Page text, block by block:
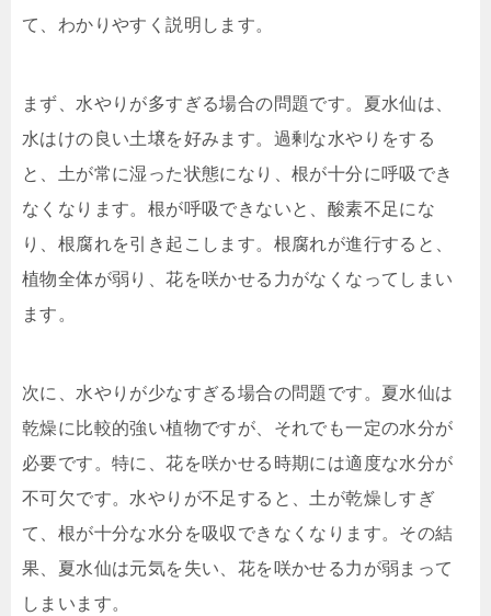
て、わかりやすく説明します。
まず、水やりが多すぎる場合の問題です。夏水仙は、
水はけの良い土壌を好みます。過剰な水やりをする
と、土が常に湿った状態になり、根が十分に呼吸でき
なくなります。根が呼吸できないと、酸素不足にな
り、根腐れを引き起こします。根腐れが進行すると、
植物全体が弱り、花を咲かせる力がなくなってしまい
ます。
次に、水やりが少なすぎる場合の問題です。夏水仙は
乾燥に比較的強い植物ですが、それでも一定の水分が
必要です。特に、花を咲かせる時期には適度な水分が
不可欠です。水やりが不足すると、土が乾燥しすぎ
て、根が十分な水分を吸収できなくなります。その結
果、夏水仙は元気を失い、花を咲かせる力が弱まって
しまいます。